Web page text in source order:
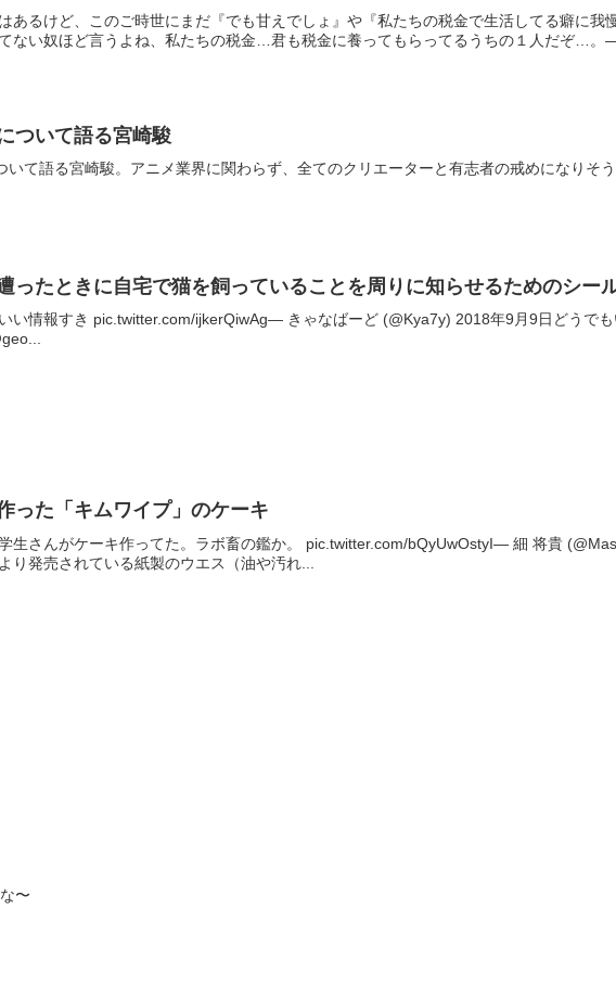
あるけど、このご時世にまだ『でも甘えでしょ』や『私たちの税金で生活してる癖に
ない奴ほど言うよね、私たちの税金…君も税金に養ってもらってるうちの１人だぞ…。
ついて語る宮崎駿
いて語る宮崎駿。アニメ業界に関わらず、全てのクリエーターと有志者の戒めになり
ったときに自宅で猫を飼っていることを周りに知らせるためのシー
い情報すき pic.twitter.com/ijkerQiwAg— きゃなばーど (@Kya7y) 2018年9月9日どうで
った「キムワイプ」のケーキ
生さんがケーキ作ってた。ラボ畜の鑑か。 pic.twitter.com/bQyUwOstyI— 細 将貴
り発売されている紙製のウエス（油や汚れ...
〜